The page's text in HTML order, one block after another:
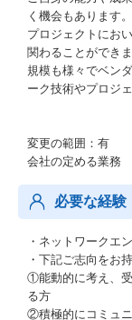
く機会もあります。
プロジェクトにお
関わることができま
規模も様々でベン
ーク技術やプロジ
変更の範囲：有
会社の定める業務
必要な経験
・ネットワークエ
・下記ご志向をお
①能動的に考え、
る方
②積極的にコミュ